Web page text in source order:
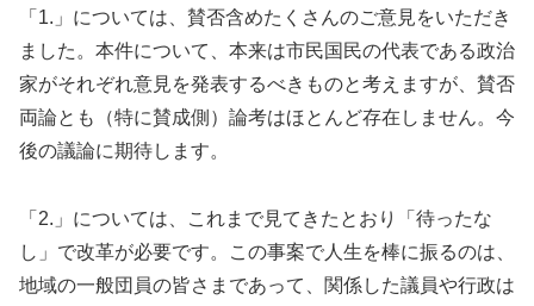
「1.」については、賛否含めたくさんのご意見をいただき
ました。本件について、本来は市民国民の代表である政治
家がそれぞれ意見を発表するべきものと考えますが、賛否
両論とも（特に賛成側）論考はほとんど存在しません。今
後の議論に期待します。
「2.」については、これまで見てきたとおり「待ったな
し」で改革が必要です。この事案で人生を棒に振るのは、
地域の一般団員の皆さまであって、関係した議員や行政は